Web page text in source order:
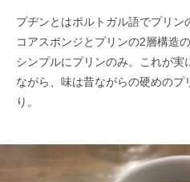
プヂンとはポルトガル語でプリン
コアスポンジとプリンの2層構造
シンプルにプリンのみ。これが実
ながら、味は昔ながらの硬めのプ
り。